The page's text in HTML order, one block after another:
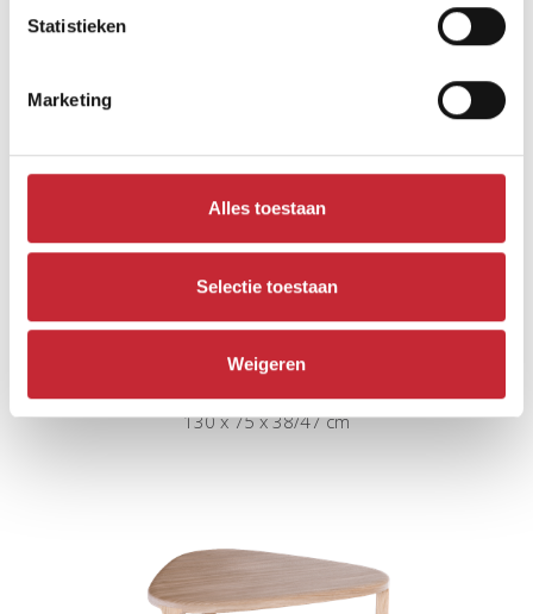
Statistieken
Marketing
Alles toestaan
Selectie toestaan
Weigeren
130 x 75 x 38/47 cm